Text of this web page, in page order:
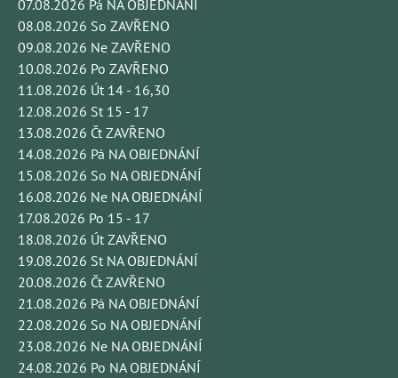
07.08.2026 Pá NA OBJEDNÁNÍ
08.08.2026 So ZAVŘENO
09.08.2026 Ne ZAVŘENO
10.08.2026 Po ZAVŘENO
11.08.2026 Út 14 - 16,30
12.08.2026 St 15 - 17
13.08.2026 Čt ZAVŘENO
14.08.2026 Pá NA OBJEDNÁNÍ
15.08.2026 So NA OBJEDNÁNÍ
16.08.2026 Ne NA OBJEDNÁNÍ
17.08.2026 Po 15 - 17
18.08.2026 Út ZAVŘENO
19.08.2026 St NA OBJEDNÁNÍ
20.08.2026 Čt ZAVŘENO
21.08.2026 Pá NA OBJEDNÁNÍ
22.08.2026 So NA OBJEDNÁNÍ
23.08.2026 Ne NA OBJEDNÁNÍ
24.08.2026 Po NA OBJEDNÁNÍ